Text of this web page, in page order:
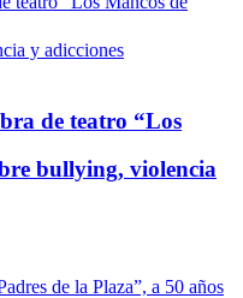
de teatro “Los
bullying, violencia